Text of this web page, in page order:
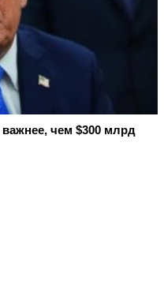
важнее, чем $300 млрд